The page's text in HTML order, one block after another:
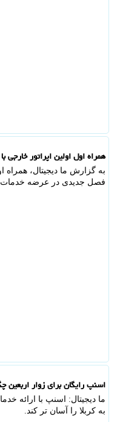
همراه اول اولین اپراتور
فصل جدیدی در عرضه خدمات
اسنپ رایگان برای زوار اربعین
ما دیجیتال: اسنپ با ارائه
به کربلا را آسان تر کند.